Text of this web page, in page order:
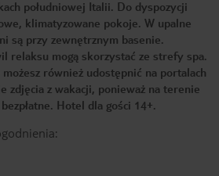
południowej Italii. Do dyspozycji
klimatyzowane pokoje. W upalne
są przy zewnętrznym basenie.
relaksu mogą skorzystać ze strefy spa.
również udostępnić na portalach
zdjęcia z wakacji, ponieważ na terenie
Hotel dla gości 14+.